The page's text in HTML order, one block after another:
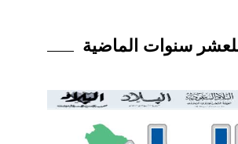
للعشر سنوات الماضية